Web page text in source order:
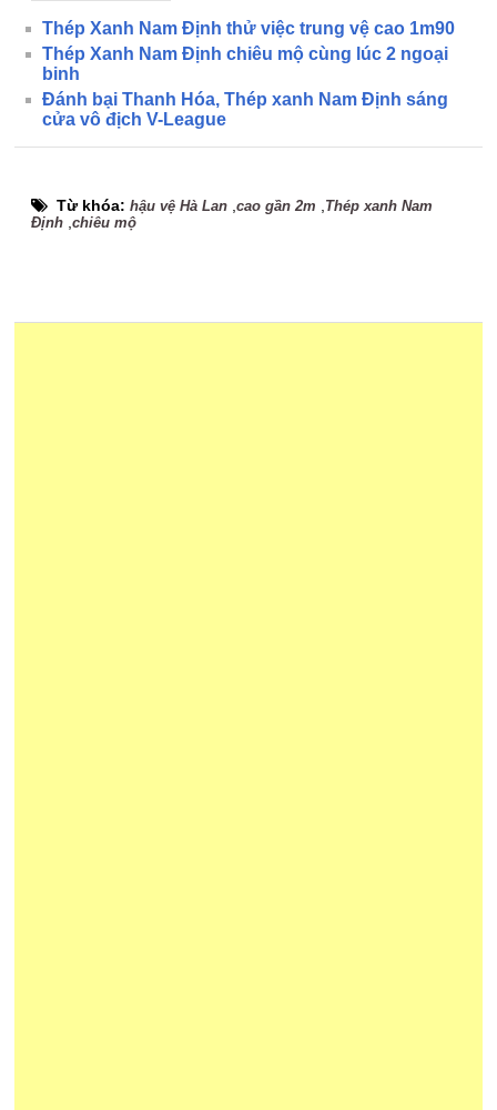
Thép Xanh Nam Định thử việc trung vệ cao 1m90
Thép Xanh Nam Định chiêu mộ cùng lúc 2 ngoại
binh
Đánh bại Thanh Hóa, Thép xanh Nam Định sáng
cửa vô địch V-League
Từ khóa:hậu vệ Hà Lan ,cao gần 2m
Thép xanh Nam
Định ,chiêu mộ